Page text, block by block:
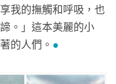
我的撫觸和呼吸，也
。」這本美麗的小
的人們。 ●